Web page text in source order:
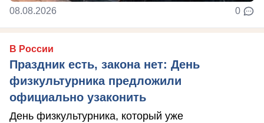
08.08.2026 0
В России
Праздник есть, закона нет: День
физкультурника предложили
официально узаконить
День физкультурника, который уже